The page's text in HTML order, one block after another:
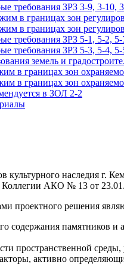
требования ЗРЗ 3-9, 3-10,
в границах зон
в границах зон
требования ЗРЗ 5-1, 5-2, 5-
требования ЗРЗ 5-3, 5-4, 5-
земель и
в границах зон
в границах зон
в ЗОЛ 2-2
культурного наследия г.
Коллегии АКО № 13 от
проектного решения
содержания памятников
пространственной
активно